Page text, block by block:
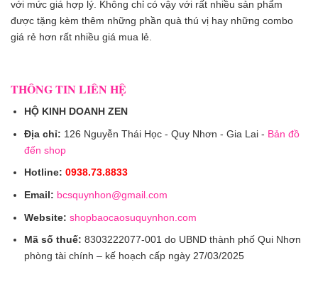
với mức giá hợp lý. Không chỉ có vậy với rất nhiều sản phẩm
được tặng kèm thêm những phần quà thú vị hay những combo
giá rẻ hơn rất nhiều giá mua lẻ.
THÔNG TIN LIÊN HỆ
HỘ KINH DOANH ZEN
Địa chỉ: 126 Nguyễn Thái Học - Quy Nhơn - Gia Lai - Bản đồ
đến shop
Hotline: 0938.73.8833
Email: bcsquynhon@gmail.com
Website: shopbaocaosuquynhon.com
Mã số thuế: 8303222077-001 do UBND thành phố Qui Nhơn
phòng tài chính – kế hoạch cấp ngày 27/03/2025